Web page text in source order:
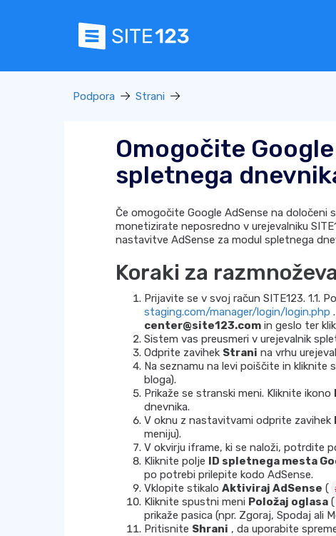
Podpora Strani
Omogočite
spletnega
Če omogočite Google AdSense na
monetizirate neposredno v urejevalniku
nastavitve AdSense za modul spletnega
Koraki za
Prijavite se v svoj račun SITE123. 1.1.
staging.com/manager/login/login.php
center@site123.com in geslo ter
Sistem vas preusmeri v urejevalnik
Odprite zavihek Strani na vrhu
Na seznamu na levi poiščite in
bloga).
Prikaže se stranski meni. Kliknite ikono
dnevnika.
V oknu z nastavitvami odprite zavihek
meniju).
V okvirju iframe, ki se naloži, potrdite
Kliknite polje ID spletnega mesta
po potrebi prilepite kodo AdSense.
Vklopite stikalo Aktiviraj AdSense (
Kliknite spustni meni Položaj oglasa (
prikaže pasica (npr. Zgoraj, Spodaj ali
Pritisnite Shrani , da uporabite